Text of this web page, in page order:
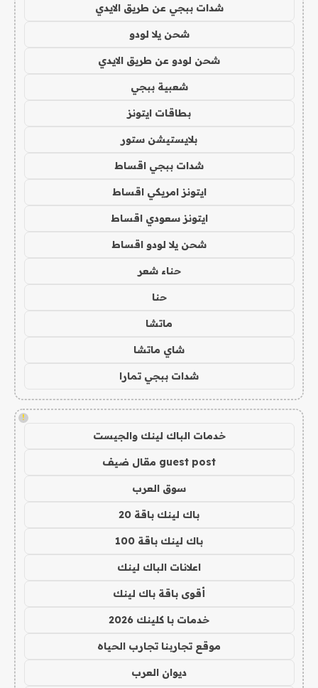
شدات ببجي عن طريق الايدي
شحن يلا لودو
شحن لودو عن طريق الايدي
شعبية ببجي
بطاقات ايتونز
بلايستيشن ستور
شدات ببجي اقساط
ايتونز امريكي اقساط
ايتونز سعودي اقساط
شحن يلا لودو اقساط
حناء شعر
حنا
ماتشا
شاي ماتشا
شدات ببجي تمارا
!
خدمات الباك لينك والجيست
guest post مقال ضيف
سوق العرب
باك لينك باقة 20
باك لينك باقة 100
اعلانات الباك لينك
أقوى باقة باك لينك
خدمات با كلينك 2026
موقع تجاربنا تجارب الحياه
ديوان العرب